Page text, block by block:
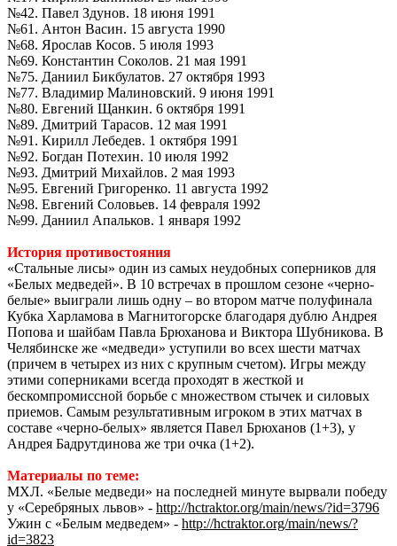
№42. Павел Здунов. 18 июня 1991
№61. Антон Васин. 15 августа 1990
№68. Ярослав Косов. 5 июля 1993
№69. Константин Соколов. 21 мая 1991
№75. Даниил Бикбулатов. 27 октября 1993
№77. Владимир Малиновский. 9 июня 1991
№80. Евгений Щанкин. 6 октября 1991
№89. Дмитрий Тарасов. 12 мая 1991
№91. Кирилл Лебедев. 1 октября 1991
№92. Богдан Потехин. 10 июля 1992
№93. Дмитрий Михайлов. 2 мая 1993
№95. Евгений Григоренко. 11 августа 1992
№98. Евгений Соловьев. 14 февраля 1992
№99. Даниил Апальков. 1 января 1992
История противостояния
«Стальные лисы» один из самых неудобных соперников для
«Белых медведей». В 10 встречах в прошлом сезоне «черно-
белые» выиграли лишь одну – во втором матче полуфинала
Кубка Харламова в Магнитогорске благодаря дублю Андрея
Попова и шайбам Павла Брюханова и Виктора Шубникова. В
Челябинске же «медведи» уступили во всех шести матчах
(причем в четырех из них с крупным счетом). Игры между
этими соперниками всегда проходят в жесткой и
бескомпромиссной борьбе с множеством стычек и силовых
приемов. Самым результативным игроком в этих матчах в
составе «черно-белых» является Павел Брюханов (1+3), у
Андрея Бадрутдинова же три очка (1+2).
Материалы по теме:
МХЛ. «Белые медведи» на последней минуте вырвали победу
у «Серебряных львов» - http://hctraktor.org/main/news/?id=3796
Ужин с «Белым медведем» - http://hctraktor.org/main/news/?
id=3823